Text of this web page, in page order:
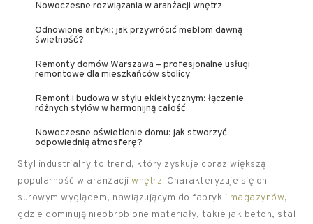
Nowoczesne rozwiązania w aranżacji wnętrz
Odnowione antyki: jak przywrócić meblom dawną
świetność?
Remonty domów Warszawa – profesjonalne usługi
remontowe dla mieszkańców stolicy
Remont i budowa w stylu eklektycznym: łączenie
różnych stylów w harmonijną całość
Nowoczesne oświetlenie domu: jak stworzyć
odpowiednią atmosferę?
Styl industrialny to trend, który zyskuje coraz większą
popularność w aranżacji wnętrz. Charakteryzuje się on
surowym wyglądem, nawiązującym do fabryk i magazynów,
gdzie dominują nieobrobione materiały, takie jak beton, stal